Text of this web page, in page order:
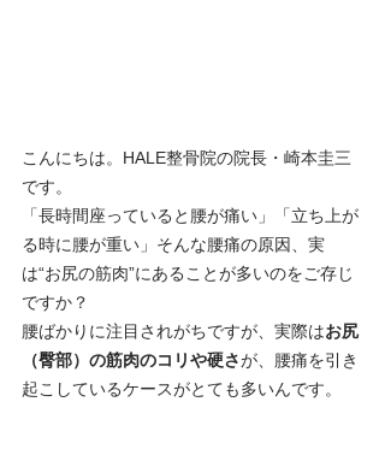
こんにちは。HALE整骨院の院長・崎本圭三
です。
「長時間座っていると腰が痛い」「立ち上が
る時に腰が重い」そんな腰痛の原因、実
は“お尻の筋肉”にあることが多いのをご存じ
ですか？
腰ばかりに注目されがちですが、実際はお尻
（臀部）の筋肉のコリや硬さが、腰痛を引き
起こしているケースがとても多いんです。